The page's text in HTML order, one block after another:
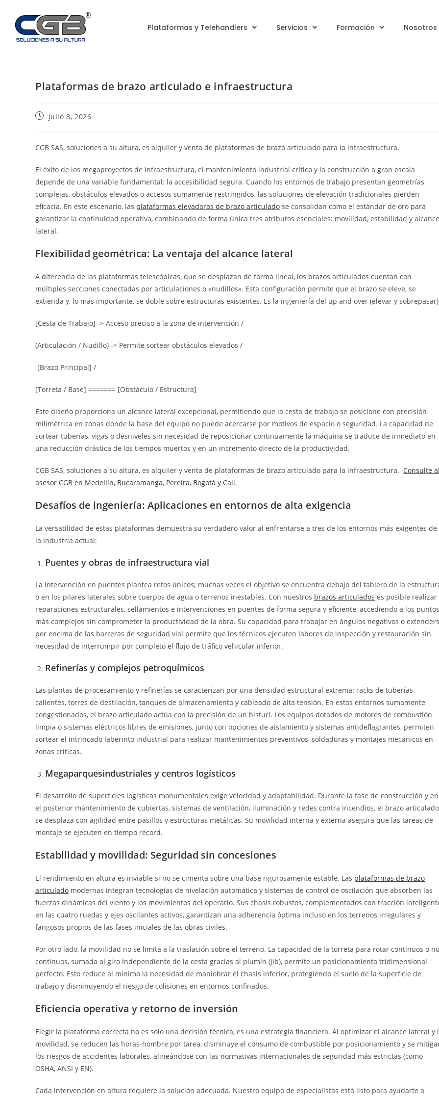
Plataformas y Telehandlers Servicios Formación Nosotros
Plataformas de brazo articulado e infraestructura
julio 8, 2026
CGB SAS, soluciones a su altura, es alquiler y venta de plataformas de brazo articulado para la infraestructura.
El éxito de los megaproyectos de infraestructura, el mantenimiento industrial crítico y la construcción a gran escala
depende de una variable fundamental: la accesibilidad segura. Cuando los entornos de trabajo presentan geometrías
complejas, obstáculos elevados o accesos sumamente restringidos, las soluciones de elevación tradicionales pierden
eficacia. En este escenario, las plataformas elevadoras de brazo articulado se consolidan como el estándar de oro para
garantizar la continuidad operativa, combinando de forma única tres atributos esenciales: movilidad, estabilidad y alcance
lateral.
Flexibilidad geométrica: La ventaja del alcance lateral
A diferencia de las plataformas telescópicas, que se desplazan de forma lineal, los brazos articulados cuentan con
múltiples secciones conectadas por articulaciones o «nudillos». Esta configuración permite que el brazo se eleve, se
extienda y, lo más importante, se doble sobre estructuras existentes. Es la ingeniería del up and over (elevar y
[Cesta de Trabajo] -> Acceso preciso a la zona de intervención /
(Articulación / Nudillo) -> Permite sortear obstáculos elevados /
[Brazo Principal] /
[Torreta / Base] ======= [Obstáculo / Estructura]
Este diseño proporciona un alcance lateral excepcional, permitiendo que la cesta de trabajo se posicione con precisión
milimétrica en zonas donde la base del equipo no puede acercarse por motivos de espacio o seguridad. La capacidad de
sortear tuberías, vigas o desniveles sin necesidad de reposicionar continuamente la máquina se traduce de inmediato en
una reducción drástica de los tiempos muertos y en un incremento directo de la productividad.
CGB SAS, soluciones a su altura, es alquiler y venta de plataformas de brazo articulado para la infraestructura. Consulte al
asesor CGB en Medellín, Bucaramanga, Pereira, Bogotá y Cali.
Desafíos de ingeniería: Aplicaciones en entornos de alta exigencia
La versatilidad de estas plataformas demuestra su verdadero valor al enfrentarse a tres de los entornos más exigentes de
la industria actual:
Puentes y obras de infraestructura vial
La intervención en puentes plantea retos únicos; muchas veces el objetivo se encuentra debajo del tablero de la
o en los pilares laterales sobre cuerpos de agua o terrenos inestables. Con nuestros brazos articulados es posible realizar
reparaciones estructurales, sellamientos e intervenciones en puentes de forma segura y eficiente, accediendo a los puntos
más complejos sin comprometer la productividad de la obra. Su capacidad para trabajar en ángulos negativos o
por encima de las barreras de seguridad vial permite que los técnicos ejecuten labores de inspección y restauración sin
necesidad de interrumpir por completo el flujo de tráfico vehicular inferior.
Refinerías y complejos petroquímicos
Las plantas de procesamiento y refinerías se caracterizan por una densidad estructural extrema: racks de tuberías
calientes, torres de destilación, tanques de almacenamiento y cableado de alta tensión. En estos entornos sumamente
congestionados, el brazo articulado actúa con la precisión de un bisturí. Los equipos dotados de motores de combustión
limpia o sistemas eléctricos libres de emisiones, junto con opciones de aislamiento y sistemas antideflagrantes, permiten
sortear el intrincado laberinto industrial para realizar mantenimientos preventivos, soldaduras y montajes mecánicos en
zonas críticas.
Megaparquesindustriales y centros logísticos
El desarrollo de superficies logísticas monumentales exige velocidad y adaptabilidad. Durante la fase de construcción y en
el posterior mantenimiento de cubiertas, sistemas de ventilación, iluminación y redes contra incendios, el brazo articulado
se desplaza con agilidad entre pasillos y estructuras metálicas. Su movilidad interna y externa asegura que las tareas de
montaje se ejecuten en tiempo récord.
Estabilidad y movilidad: Seguridad sin concesiones
El rendimiento en altura es inviable si no se cimenta sobre una base rigurosamente estable. Las plataformas de brazo
articulado modernas integran tecnologías de nivelación automática y sistemas de control de oscilación que absorben las
fuerzas dinámicas del viento y los movimientos del operario. Sus chasis robustos, complementados con tracción
en las cuatro ruedas y ejes oscilantes activos, garantizan una adherencia óptima incluso en los terrenos irregulares y
fangosos propios de las fases iniciales de las obras civiles.
Por otro lado, la movilidad no se limita a la traslación sobre el terreno. La capacidad de la torreta para rotar continuos o no
continuos, sumada al giro independiente de la cesta gracias al plumín (jib), permite un posicionamiento tridimensional
perfecto. Esto reduce al mínimo la necesidad de maniobrar el chasis inferior, protegiendo el suelo de la superficie de
trabajo y disminuyendo el riesgo de colisiones en entornos confinados.
Eficiencia operativa y retorno de inversión
Elegir la plataforma correcta no es solo una decisión técnica, es una estrategia financiera. Al optimizar el alcance lateral y
movilidad, se reducen las horas-hombre por tarea, disminuye el consumo de combustible por posicionamiento y se
los riesgos de accidentes laborales, alineándose con las normativas internacionales de seguridad más estrictas (como
OSHA, ANSI y EN).
Cada intervención en altura requiere la solución adecuada. Nuestro equipo de especialistas está listo para ayudarte a